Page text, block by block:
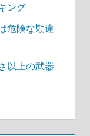
ング
危険な勘違
以上の武器